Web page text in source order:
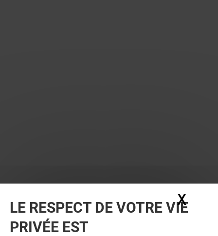
LE RESPECT DE VOTRE VIE
PRIVÉE EST
X